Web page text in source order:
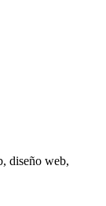
diseño web,